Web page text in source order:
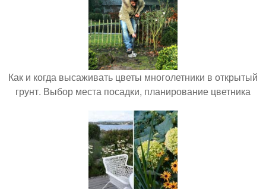
Как и когда высаживать цветы многолетники в открытый
грунт. Выбор места посадки, планирование цветника